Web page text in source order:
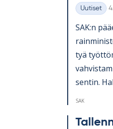
Kategoriat
Uutiset
SAK:n
tyä
sen­tin.
SAK